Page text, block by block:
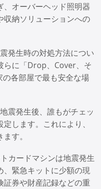
、オーバーヘッド照明器
収納ソリューションへの
発生時の対処方法につい
らに「Drop、Cover、そ
各部屋で最も安全な場
地震発生後、誰もがチェッ
します。これにより、
す。
カードマシンは地震発生
、緊急キットに少額の現
券や財産記録などの重